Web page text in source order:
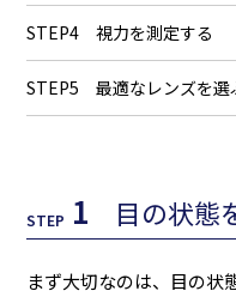
STEP4 視力を測定する
STEP5 最適なレンズを選
STEP 1 目の状態
まず大切なのは、目の状